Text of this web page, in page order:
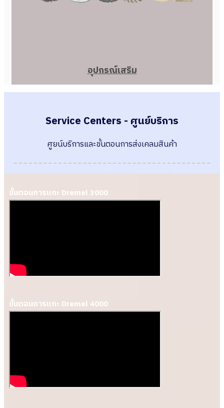
อุปกรณ์เสริม
Service Centers - ศูนย์บริการ
ศูยน์บริการและขั้นตอนการส่งเคลมสินค้า
ขั้นตอนการแกะ Dremel 3000
ขั้นตอนการแกะ Dremel 4000